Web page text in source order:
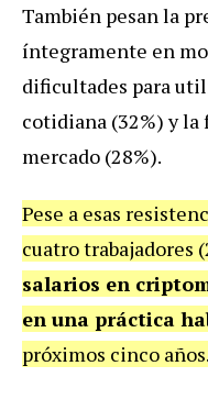
También pesan la
íntegramente en
dificultades para
cotidiana (32%) y la
mercado (28%).
Pese a esas
cuatro trabajadores
salarios en
en una práctica
próximos cinco años.